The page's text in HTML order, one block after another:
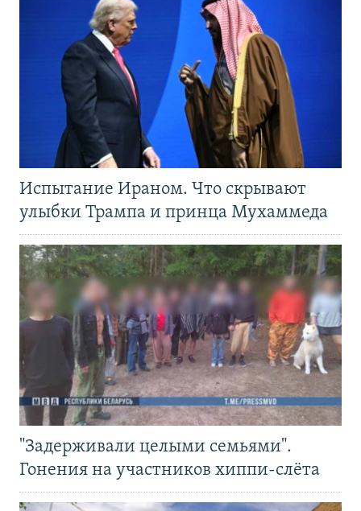
Испытание Ираном. Что скрывают
улыбки Трампа и принца Мухаммеда
"Задерживали целыми семьями".
Гонения на участников хиппи-слёта